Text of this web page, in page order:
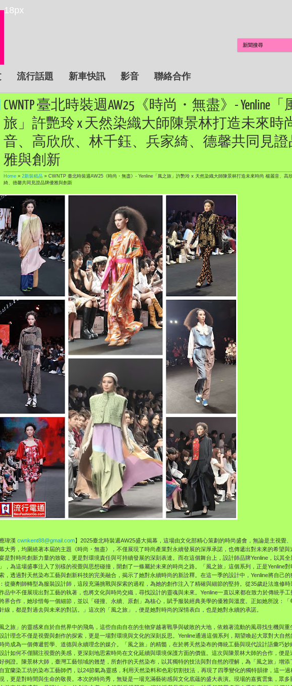
18px
流行話題 新車快訊 影音 聯絡合作
CWNTP 臺北時裝週AW25《時尚・無盡》- Yenline「
旅」許艷玲 x 天然染織大師陳景林打造未來時
音、高欣欣、林千鈺、兵家綺、德馨共同見證
雅與創新
Home » 2新裝精品 » CWNTP 臺北時裝週AW25《時尚・無盡》- Yenline「風之旅」許艷玲 x 天然染織大師陳景林打造未來時尚 楊麗音、高
綺、德馨共同見證品牌優雅與創新
應瑋漢 cwnkent88@gmail.com】2025臺北時裝週AW25盛大揭幕，這場由文化部精心策劃的時尚盛會，無論是主視覺
大秀，均圍繞著本屆的主題《時尚・無盡》，不僅展現了時尚產業對永續發展的深厚承諾，也傳遞出對未來的希望與
是對時尚創新力量的致敬，更是對環境責任與可持續發展的深刻表達。而在這個舞台上，設計師品牌Yenline，以其全
，為這場盛事注入了別樣的視覺與思想碰撞，開創了一條屬於未來的時尚之路。「風之旅」這個系列，正是Yenline對
，透過對天然染布工藝與創新科技的完美融合，揭示了她對永續時尚的新詮釋。在這一季的設計中，Yenline將自己的
從藥劑師轉型為服裝設計師，這段充滿挑戰與探索的過程，為她的創作注入了精確與細節的堅持。從35歲赴法進修
品中不僅展現出對工藝的執著，也將文化與時尚交織，尋找設計的靈魂與未來。Yenline一直以來都在致力於傳統手
界合作，她珍惜每一個細節，並以「碰撞、永續、原創」為核心，賦予服裝經典美學的優雅與溫度。正如她所說：「
線，都是對過去與未來的對話。」這次的「風之旅」，便是她對時尚的深情表白，也是她對永續的承諾。
風之旅」的靈感來自於自然界中的飛鳥，這些自由自在的生物穿越著戰爭與破敗的大地，依賴著流動的風尋找生機與重
計理念不僅是視覺與創作的探索，更是一場對環境與文化的深刻反思。Yenline通過這個系列，期望喚起大眾對大自然
尚成為一個傳遞哲學、道德與永續理念的媒介。「風之旅」的精髓，在於將天然染布的傳統工藝與現代設計語彙巧妙
計如何不僅關注視覺的美感，更深刻地思索時尚在文化延續與環境保護方面的價值。這次與陳景林大師的合作，便是
例證。陳景林大師，臺灣工藝領域的翹楚，所創作的天然染布，以其獨特的技法與對自然的理解，為「風之旅」增添
宜蘭染工坊的染布工藝師們，以24節氣為靈感，利用天然染料和色彩切割技法，再現了四季變化的獨特韻律，這一過
，更是對時間與生命的敬畏。本次的時尚秀，無疑是一場充滿藝術感與文化底蘊的盛大表演。現場的嘉賓雲集，眾多